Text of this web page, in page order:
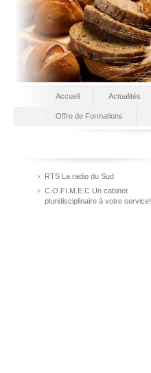
Accueil Actualités
Offre de Formations
RTS La radio du Sud
C.O.FI.M.E.C Un cabinet
pluridisciplinaire à votre service!